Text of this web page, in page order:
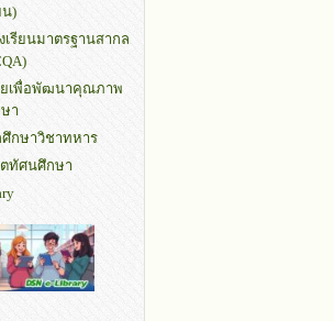
น)
เรียนมาตรฐานสากล
ยเพื่อพัฒนาคุณภาพ
า
ศึกษาวิชาทหาร
ทัศนศึกษา